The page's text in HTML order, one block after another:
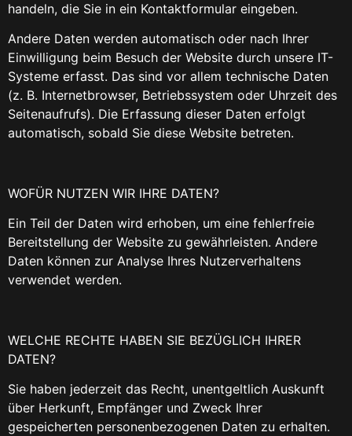
handeln, die Sie in ein Kontaktformular eingeben.
Andere Daten werden automatisch oder nach Ihrer
Einwilligung beim Besuch der Website durch unsere IT-
Systeme erfasst. Das sind vor allem technische Daten
(z. B. Internetbrowser, Betriebssystem oder Uhrzeit des
Seitenaufrufs). Die Erfassung dieser Daten erfolgt
automatisch, sobald Sie diese Website betreten.
WOFÜR NUTZEN WIR IHRE DATEN?
Ein Teil der Daten wird erhoben, um eine fehlerfreie
Bereitstellung der Website zu gewährleisten. Andere
Daten können zur Analyse Ihres Nutzerverhaltens
verwendet werden.
WELCHE RECHTE HABEN SIE BEZÜGLICH IHRER
DATEN?
Sie haben jederzeit das Recht, unentgeltlich Auskunft
über Herkunft, Empfänger und Zweck Ihrer
gespeicherten personenbezogenen Daten zu erhalten.